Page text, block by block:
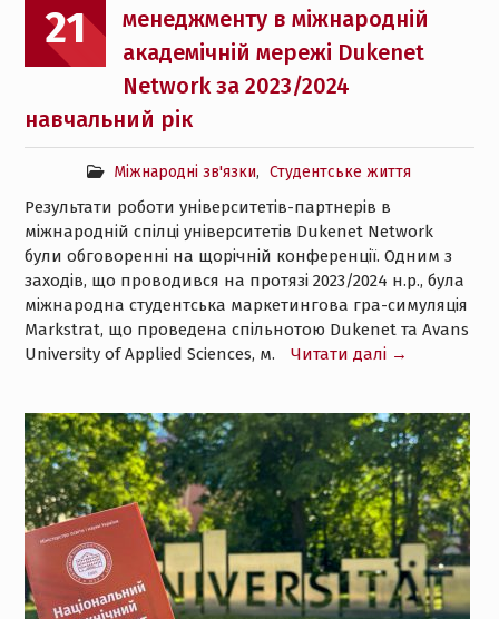
21
менеджменту в міжнародній
академічній мережі Dukenet
Network за 2023/2024
навчальний рік
Міжнародні зв'язки, Студентське життя
Результати роботи університетів-партнерів в
міжнародній спілці університетів Dukenet Network
були обговоренні на щорічній конференції. Одним з
заходів, що проводився на протязі 2023/2024 н.р., була
міжнародна студентська маркетингова гра-симуляція
Markstrat, що проведена спільнотою Dukenet та Avans
University of Applied Sciences, м.
Читати далі →